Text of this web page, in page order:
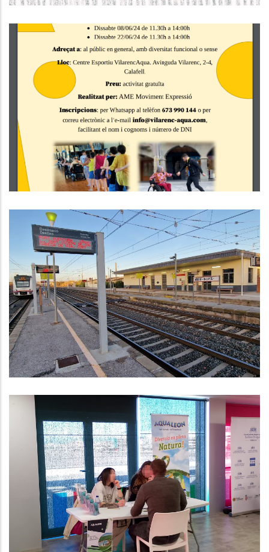
Taller De Dansa Inclusiva A
Calafell
Altres
El Consell Comarcal Del Baix
Penedès Reclama Urgentment
Millores Al Servei De Rodalies De
Renfe A La Comarca
Altres
Observatori Del Mercat Laboral
Del Baix Penedès Primer
Trimestre De 2024
Ocupació